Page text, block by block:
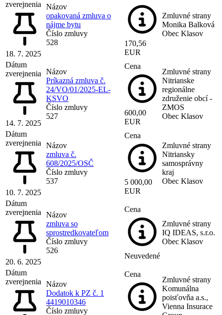
zverejnenia
18. 7. 2025
Názov
opakovaná zmluva o
nájme bytu
Číslo zmluvy
528
170,56
EUR
Zmluvné strany
Monika Balková
Obec Klasov
Dátum
zverejnenia
14. 7. 2025
Názov
Príkazná zmluva č.
24/VO/01/2025-EL-
KSVO
Číslo zmluvy
527
Cena
600,00
EUR
Zmluvné strany
Nitrianske
regionálne
združenie obcí -
ZMOS
Obec Klasov
Dátum
zverejnenia
10. 7. 2025
Názov
zmluva č.
608/2025/OSČ
Číslo zmluvy
537
Cena
5 000,00
EUR
Zmluvné strany
Nitriansky
samosprávny
kraj
Obec Klasov
Dátum
zverejnenia
20. 6. 2025
Názov
zmluva so
sprostredkovateľom
Číslo zmluvy
526
Cena
Neuvedené
Zmluvné strany
IQ IDEAS, s.r.o.
Obec Klasov
Dátum
zverejnenia
Názov
Dodatok k PZ č. 1
4419010346
Číslo zmluvy
Cena
Zmluvné strany
Komunálna
poisťovňa a.s.,
Vienna Insurace